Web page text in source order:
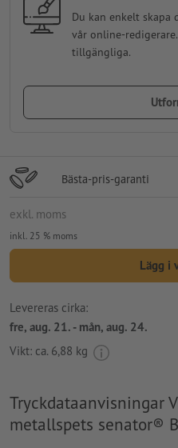
Du kan enkelt skapa
vår online-
tillgängliga.
Bästa-pris-garanti
exkl. moms
inkl. 25 % moms
Lägg i
Levereras cirka:
fre, aug. 21. - mån, aug. 24.
Vikt: ca. 6,88 kg
Tryckdataanvisningar
metallspets senator®